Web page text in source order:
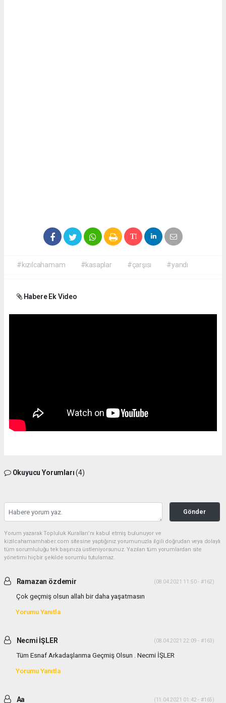
#kızılcahamam #kasaplar #çarşısı #yandı
Habere Ek Video
Okuyucu Yorumları(4)
Gönder
Yorum yazarak Topluluk Kuralları’nı kabul etmiş bulunuyor ve
kizilcahamamhaber.com sitesine yaptığınız yorumunuzla ilgili doğrudan veya dolaylı
tüm sorumluluğu tek başınıza üstleniyorsunuz. Yazılan tüm yorumlardan site
yönetimi hiçbir şekilde sorumlu tutulamaz.
Ramazan özdemir (08.04.2021 11:50 - #162)
Çok geçmiş olsun allah bir daha yaşatmasın
Yorumu Yanıtla
Necmi İŞLER (08.04.2021 22:09 - #163)
Tüm Esnaf Arkadaşlarıma Geçmiş Olsun . Necmi İŞLER
Yorumu Yanıtla
Aa (11.04.2021 01:42 - #165)